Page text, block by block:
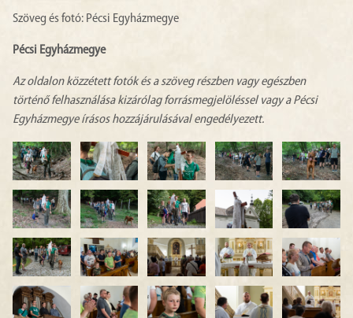
Szöveg és fotó: Pécsi Egyházmegye
Pécsi Egyházmegye
Az oldalon közzétett fotók és a szöveg részben vagy egészben
történő felhasználása kizárólag forrásmegjelöléssel vagy a Pécsi
Egyházmegye írásos hozzájárulásával engedélyezett.